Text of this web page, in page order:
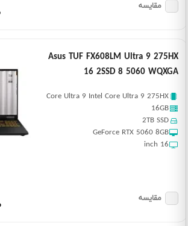
مقایسه
Asus TUF FX608LM Ultra 9 275HX
16 2SSD 8 5060 WQXGA
Core Ultra 9 Intel Core Ultra 9 275HX
16GB
2TB SSD
GeForce RTX 5060 8GB
16 inch
مقایسه